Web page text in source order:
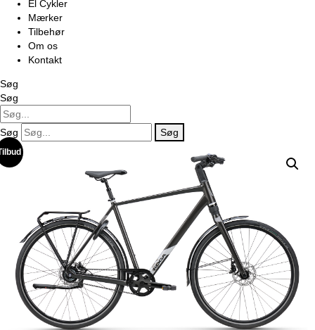
El Cykler
Mærker
Tilbehør
Om os
Kontakt
Søg
Søg
Søg Søg